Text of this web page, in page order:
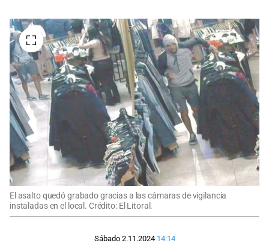
El asalto quedó grabado gracias a las cámaras de vigilancia
instaladas en el local. Crédito: El Litoral.
Sábado 2.11.2024 14:14